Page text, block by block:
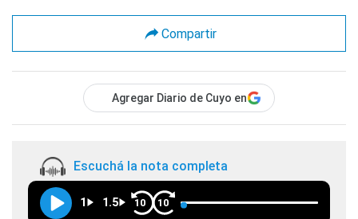
Compartir
Agregar Diario de Cuyo en
Escuchá la nota completa
1 1.5 10 10